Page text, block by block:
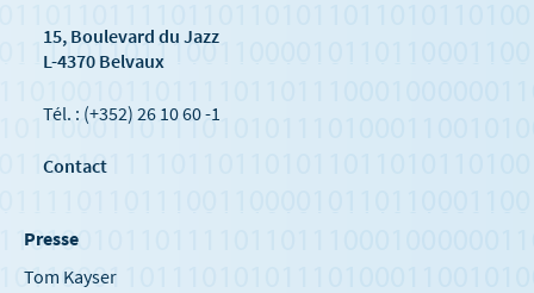
15, Boulevard du Jazz
L-4370 Belvaux
Tél. : (+352) 26 10 60 -1
Contact
Presse
Tom Kayser